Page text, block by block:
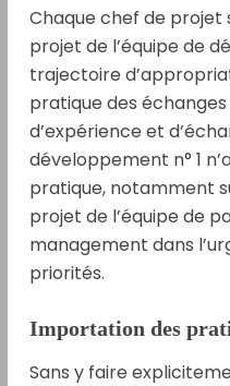
Chaque chef de projet
projet de l’équipe de
trajectoire
pratique des
d’expérience et
développement n° 1
pratique, notamment
projet de l’équipe de
management dans
priorités.
Importation des
Sans y faire